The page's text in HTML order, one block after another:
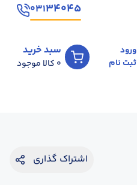
۳۴۰۴۵۰۳۱
ورود
ثبت نام
سبد خرید
0 کالا موجود
اشتراک گذاری